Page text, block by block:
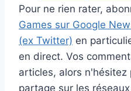
Pour ne rien rater,
Games sur Google
(ex Twitter) en
en direct. Vos
articles, alors n'hésitez
partage sur les